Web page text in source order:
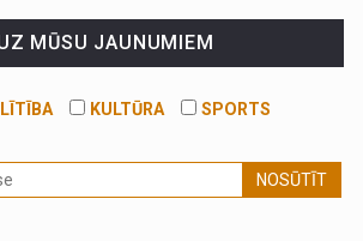
MŪSU JAUNUMIEM
KULTŪRA
SPORTS
NOSŪTĪT